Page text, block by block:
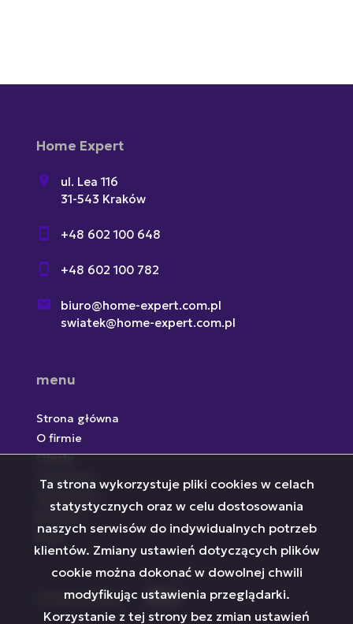
Home Expert
ul. Lea 116
31-543 Kraków
+48 602 100 648
+48 602 100 782
biuro@home-expert.com.pl
swiatek@home-expert.com.pl
menu
Strona główna
O firmie
Oferty
Inwestycje
Kontakt
Rodo
social media Facebook
Facebook
Facebook
Ta strona wykorzystuje pliki cookies w celach
statystycznych oraz w celu dostosowania
naszych serwisów do indywidualnych potrzeb
klientów. Zmiany ustawień dotyczących plików
cookie można dokonać w dowolnej chwili
modyfikując ustawienia przeglądarki.
Korzystanie z tej strony bez zmian ustawień